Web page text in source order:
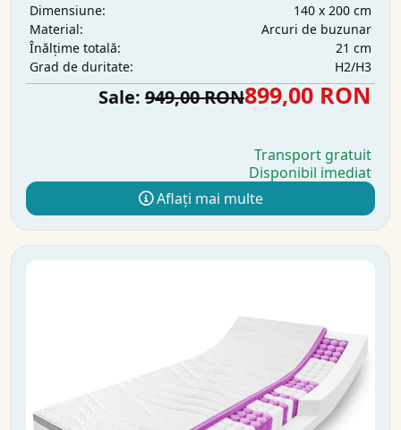
Dimensiune:
140 x 200 cm
Material:
Arcuri de buzunar
Înălțime totală:
21 cm
Grad de duritate:
H2/H3
Sale: 949,00 RON899,00 RON
Transport gratuit
Disponibil imediat
Aflați mai multe